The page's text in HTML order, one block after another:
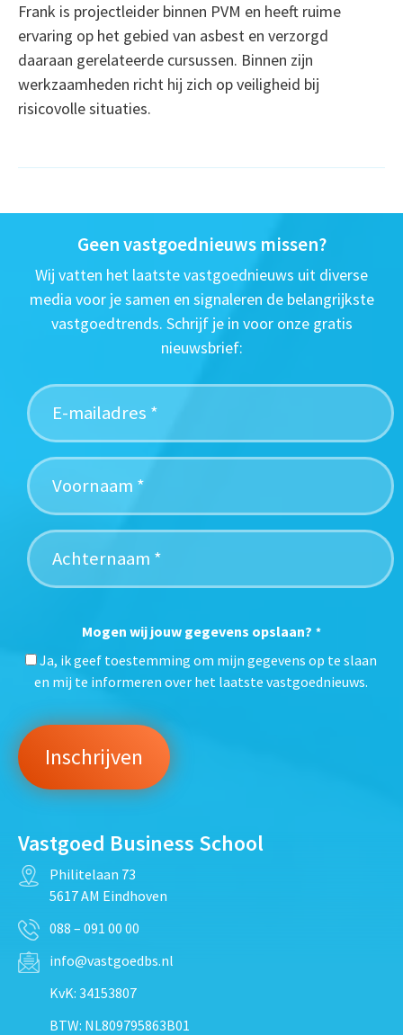
Frank is projectleider binnen PVM en heeft ruime
ervaring op het gebied van asbesten verzorgd
daaraan gerelateerde cursussen. Binnen zijn
werkzaamheden richt hij zich op veiligheid bij
risicovolle situaties.
Geen vastgoednieuws missen?
Wij vatten het laatste vastgoednieuws uit diverse
media voor je samen en signaleren de belangrijkste
vastgoedtrends. Schrijf je in voor onze gratis
nieuwsbrief:
Mogen wij jouw gegevens opslaan? *
Ja, ik geef toestemming om mijn gegevens op te slaan
en mij te informeren over het laatste vastgoednieuws.
Vastgoed Business School
Philitelaan 73
5617 AM Eindhoven
088 – 091 00 00
info@vastgoedbs.nl
KvK: 34153807
BTW: NL809795863B01